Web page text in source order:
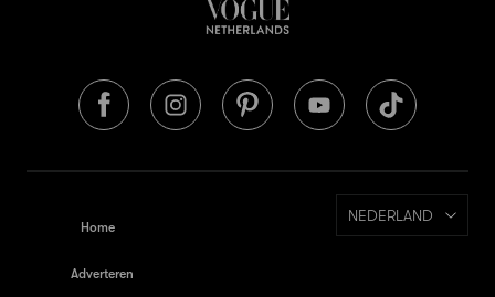
Home
Adverteren
NEDERLAND